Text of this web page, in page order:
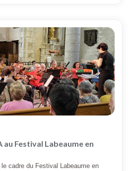
au Festival Labeaume en
cadre du Festival Labeaume en